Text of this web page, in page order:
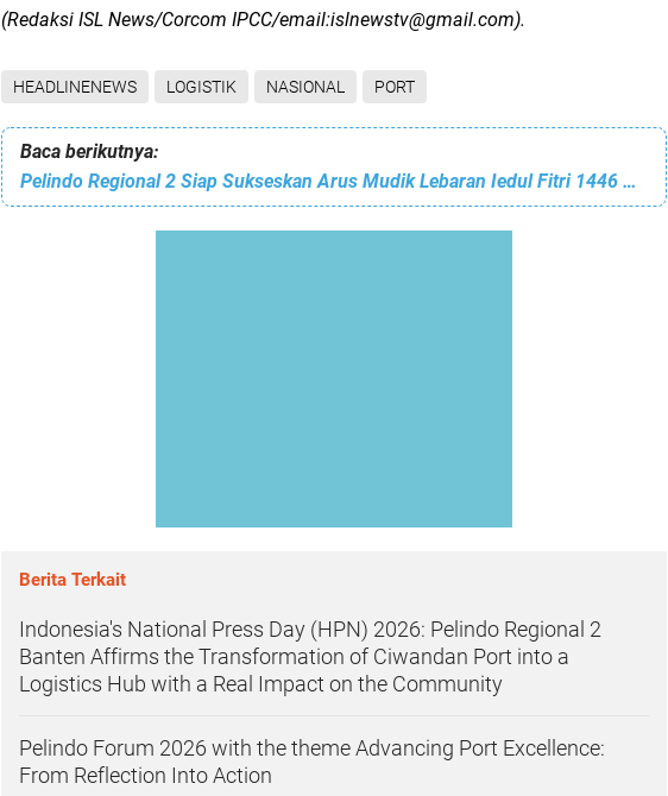
(Redaksi ISL News/Corcom IPCC/email:islnewstv@gmail.com).
HEADLINENEWS LOGISTIK NASIONAL PORT
Baca berikutnya:
Pelindo Regional 2 Siap Sukseskan Arus Mudik Lebaran Iedul Fitri 1446 Hijriah/2025, dengan meningkatkan Koordinasi pada 6 Terminal Penumpang
Berita Terkait
Indonesia's National Press Day (HPN) 2026: Pelindo Regional 2
Banten Affirms the Transformation of Ciwandan Port into a
Logistics Hub with a Real Impact on the Community
Pelindo Forum 2026 with the theme Advancing Port Excellence:
From Reflection Into Action